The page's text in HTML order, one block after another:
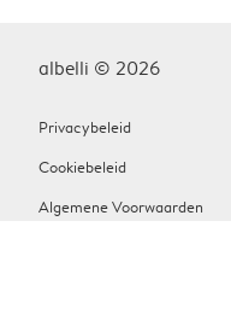
albelli © 2026
Privacybeleid
Cookiebeleid
Algemene Voorwaarden